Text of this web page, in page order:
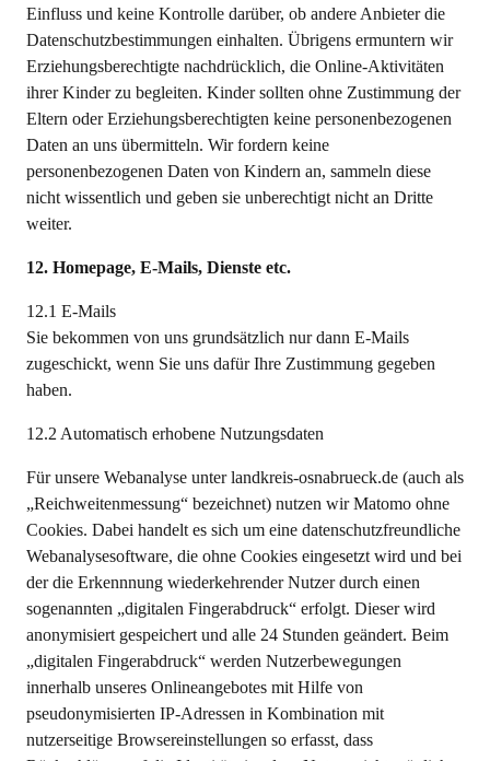
Einfluss und keine Kontrolle darüber, ob andere Anbieter die
Datenschutzbestimmungen einhalten. Übrigens ermuntern wir
Erziehungsberechtigte nachdrücklich, die Online-Aktivitäten
ihrer Kinder zu begleiten. Kinder sollten ohne Zustimmung der
Eltern oder Erziehungsberechtigten keine personenbezogenen
Daten an uns übermitteln. Wir fordern keine
personenbezogenen Daten von Kindern an, sammeln diese
nicht wissentlich und geben sie unberechtigt nicht an Dritte
weiter.
12. Homepage, E-Mails, Dienste etc.
12.1 E-Mails
Sie bekommen von uns grundsätzlich nur dann E-Mails
zugeschickt, wenn Sie uns dafür Ihre Zustimmung gegeben
haben.
12.2 Automatisch erhobene Nutzungsdaten
Für unsere Webanalyse unter landkreis-osnabrueck.de (auch als
„Reichweitenmessung“ bezeichnet) nutzen wir Matomo ohne
Cookies. Dabei handelt es sich um eine datenschutzfreundliche
Webanalysesoftware, die ohne Cookies eingesetzt wird und bei
der die Erkennnung wiederkehrender Nutzer durch einen
sogenannten „digitalen Fingerabdruck“ erfolgt. Dieser wird
anonymisiert gespeichert und alle 24 Stunden geändert. Beim
„digitalen Fingerabdruck“ werden Nutzerbewegungen
innerhalb unseres Onlineangebotes mit Hilfe von
pseudonymisierten IP-Adressen in Kombination mit
nutzerseitige Browsereinstellungen so erfasst, dass